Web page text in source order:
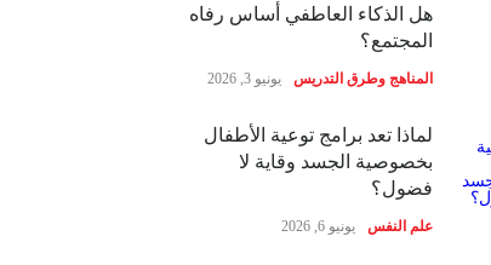
هل الذكاء العاطفي أساس رفاه
المجتمع؟
المناهج وطرق التدريس يونيو 3, 2026
لماذا تعد برامج توعية الأطفال
بخصوصية الجسد وقاية لا
فضول؟
علم النفس يونيو 6, 2026